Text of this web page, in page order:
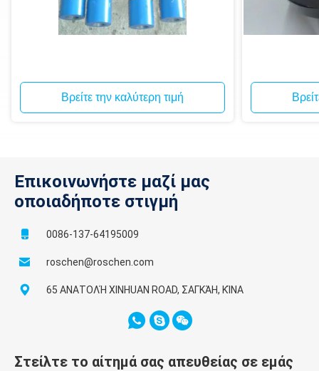
Βρείτε την καλύτερη τιμή
Επικοινωνήστε μαζί μας
οποιαδήποτε στιγμή
0086-137-64195009
roschen@roschen.com
65 ΑΝΑΤΟΛΉ XINHUAN ROAD, ΣΑΓΚΆΗ, ΚΊΝΑ
Στείλτε το αίτημά σας απευθείας σε εμάς